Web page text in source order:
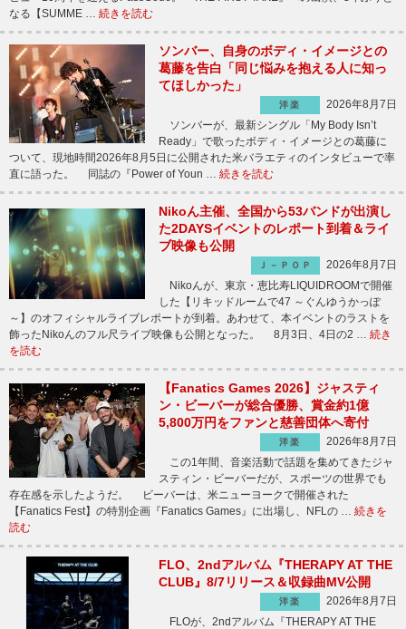
なる【SUMME … 続きを読む
ソンバー、自身のボディ・イメージとの
葛藤を告白「同じ悩みを抱える人に知っ
てほしかった」
洋楽
2026年8月7日
ソンバーが、最新シングル「My Body Isn’t
Ready」で歌ったボディ・イメージとの葛藤に
ついて、現地時間2026年8月5日に公開された米バラエティのインタビューで率
直に語った。 同誌の『Power of Youn … 続きを読む
Nikoん主催、全国から53バンドが出演し
た2DAYSイベントのレポート到着＆ライ
ブ映像も公開
Ｊ－ＰＯＰ
2026年8月7日
Nikoんが、東京・恵比寿LIQUIDROOMで開催
した【リキッドルームで47 ～ぐんゆうかっぽ
～】のオフィシャルライブレポートが到着。あわせて、本イベントのラストを
飾ったNikoんのフル尺ライブ映像も公開となった。 8月3日、4日の2 … 続き
を読む
【Fanatics Games 2026】ジャスティ
ン・ビーバーが総合優勝、賞金約1億
5,800万円をファンと慈善団体へ寄付
洋楽
2026年8月7日
この1年間、音楽活動で話題を集めてきたジャ
スティン・ビーバーだが、スポーツの世界でも
存在感を示したようだ。 ビーバーは、米ニューヨークで開催された
【Fanatics Fest】の特別企画『Fanatics Games』に出場し、NFLの … 続きを
読む
FLO、2ndアルバム『THERAPY AT THE
CLUB』8/7リリース＆収録曲MV公開
洋楽
2026年8月7日
FLOが、2ndアルバム『THERAPY AT THE